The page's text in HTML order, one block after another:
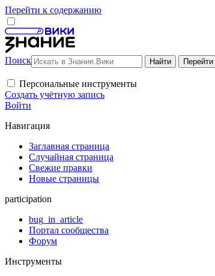
Перейти к содержанию
Поиск
Персональные инструменты
Создать учётную запись
Войти
Навигация
Заглавная страница
Случайная страница
Свежие правки
Новые страницы
participation
bug_in_article
Портал сообщества
Форум
Инструменты